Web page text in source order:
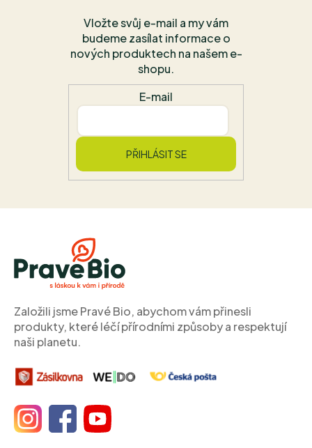
Vložte svůj e-mail a my vám
budeme zasílat informace o
nových produktech na našem e-
shopu.
E-mail
PŘIHLÁSIT SE
Založili jsme Pravé Bio, abychom vám přinesli
produkty, které léčí přírodními způsoby a respektují
naši planetu.